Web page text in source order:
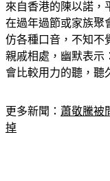
來自香港的陳以諾，
在過年過節或家族聚
仿各種口音，不知不
親戚相處，幽默表示
會比較用力的聽，聽
更多新聞： 蕭敬騰被
掉